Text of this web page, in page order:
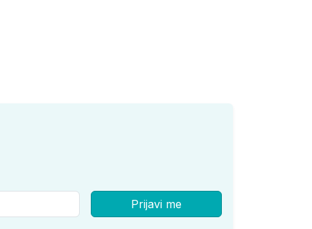
Prijavi me